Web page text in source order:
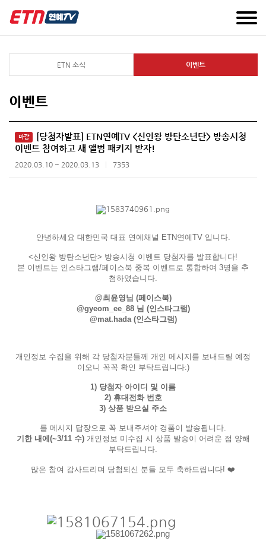
ETN 소식 이벤트
이벤트
마감
[당첨자발표] ETN연예TV <신인왕 방탄소년단> 방송시청
이벤트 참여하고 새 앨범 패키지 받자!
2020.03.10 ~ 2020.03.13 7353
안녕하세요 대한민국 대표 연예채널 ETN연예TV 입니다.
<신인왕 방탄소년단> 방송시청 이벤트 당첨자를 발표합니다!
본 이벤트는 인스타그램/페이스북 중복 이벤트로 통합하여 3명을 추
첨하였습니다.
@최윤영님 (페이스북)
@gyeom_ee_88 님 (인스타그램)
@mat.hada (인스타그램)
개인정보 수집을 위해 각 당첨자분들께 개인 메시지를 보내드릴 예정
이오니 꼭꼭 확인 부탁드립니다:)
1) 당첨자 아이디 및 이름
2) 휴대전화 번호
3) 상품 받으실 주소
를 메시지 답장으로 꼭 보내주셔야 경품이 발송됩니다.
기한 내에(~3/11 수)개인정보 미수집 시 상품 발송이 어려운 점 양해
부탁드립니다.
많은 참여 감사드리며 당첨되신 분들 모두 축하드립니다! ❤️